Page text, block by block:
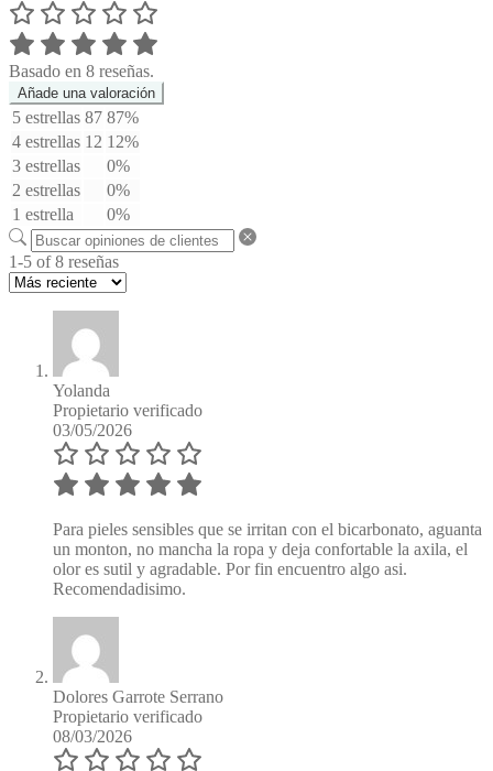
Basado en 8 reseñas.
Añade una valoración
5 estrellas 87 87%
4 estrellas 12 12%
3 estrellas
0%
2 estrellas
0%
1 estrella
0%
1-5 of 8 reseñas
Yolanda
Propietario verificado
03/05/2026
Para pieles sensibles que se irritan con el bicarbonato, aguanta
un monton, no mancha la ropa y deja confortable la axila, el
olor es sutil y agradable. Por fin encuentro algo asi.
Recomendadisimo.
Dolores Garrote Serrano
Propietario verificado
08/03/2026